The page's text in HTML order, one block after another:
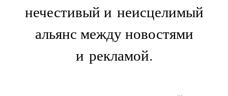
нечестивый и неисцелимый
альянс между новостями
и рекламой.